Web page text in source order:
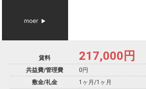
賃料 217,000 円
共益費/管理費
0円
敷金/礼金
1ヶ月 /1ヶ月